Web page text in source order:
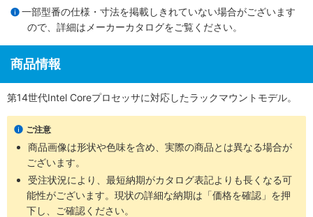
一部型番の仕様・寸法を掲載しきれていない場合がございます
ので、詳細は メーカーカタログをご覧ください。
商品情報
第14世代Intel Coreプロセッサに対応したラックマウントモデル。
ご注意
商品画像は形状や色味を含め、実際の商品とは異なる場合が
ございます。
受注状況により、最短納期がカタログ表記よりも長くなる可
能性がございます。現状の詳細な納期は「価格を確認」を押
下し、ご確認ください。